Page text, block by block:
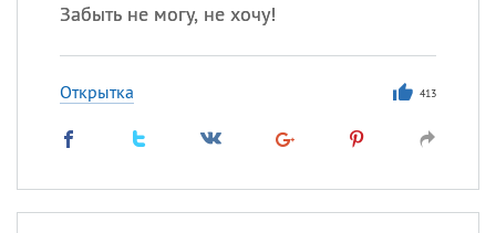
Забыть не могу, не хочу!
Открытка 413